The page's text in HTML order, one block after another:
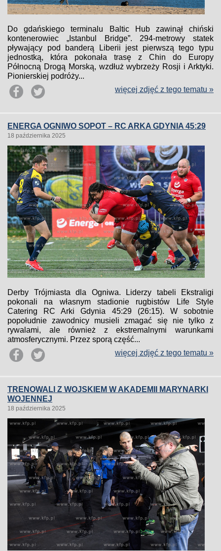
Do gdańskiego terminalu Baltic Hub zawinął chiński
kontenerowiec „Istanbul Bridge”. 294-metrowy statek
pływający pod banderą Liberii jest pierwszą tego typu
jednostką, która pokonała trasę z Chin do Europy
Północną Drogą Morską, wzdłuż wybrzeży Rosji i Arktyki.
Pionierskiej podróży...
więcej zdjęć z tego tematu »
ENERGA OGNIWO SOPOT – RC ARKA GDYNIA 45:29
18 października 2025
Derby Trójmiasta dla Ogniwa. Liderzy tabeli Ekstraligi
pokonali na własnym stadionie rugbistów Life Style
Catering RC Arki Gdynia 45:29 (26:15). W sobotnie
popołudnie zawodnicy musieli zmagać się nie tylko z
rywalami, ale również z ekstremalnymi warunkami
atmosferycznymi. Przez sporą część...
więcej zdjęć z tego tematu »
TRENOWALI Z WOJSKIEM W AKADEMII MARYNARKI
WOJENNEJ
18 października 2025